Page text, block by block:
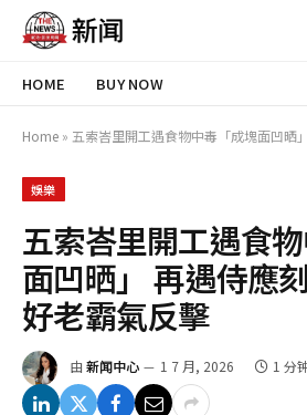
HOME BUY NOW
Home » 五索峇里開工遇食物中毒「成塊面凹晒」 再
娛樂
五索峇里開工遇食
面凹晒」 再遇侍應
好老霸氣反擊
由 新闻中心 1 7 月, 2026 1 分